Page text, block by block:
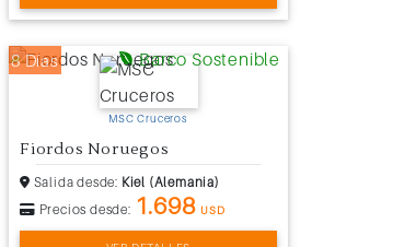
8 Días Barco Sostenible
MSC Cruceros
Fiordos Noruegos
Salida desde: Kiel (Alemania)
Precios desde: 1.698 USD